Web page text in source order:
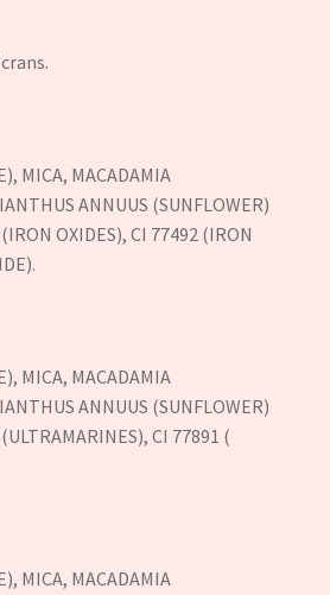
MICA, MACADAMIA
ANNUUS (SUNFLOWER)
OXIDES), CI 77492 (IRON
MICA, MACADAMIA
ANNUUS (SUNFLOWER)
CI 77891 (
MICA, MACADAMIA